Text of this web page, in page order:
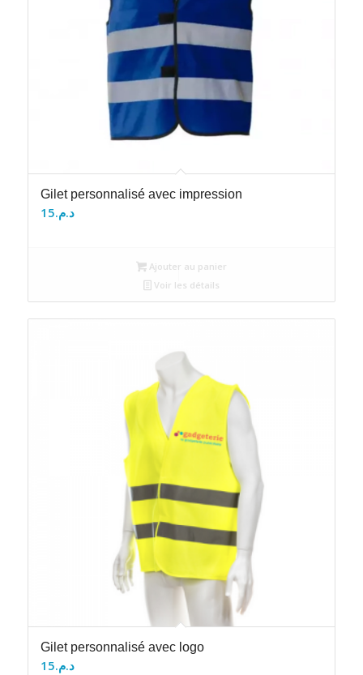
Gilet personnalisé avec impression
د.م.15
Ajouter au panier
Voir les détails
Gilet personnalisé avec logo
د.م.15